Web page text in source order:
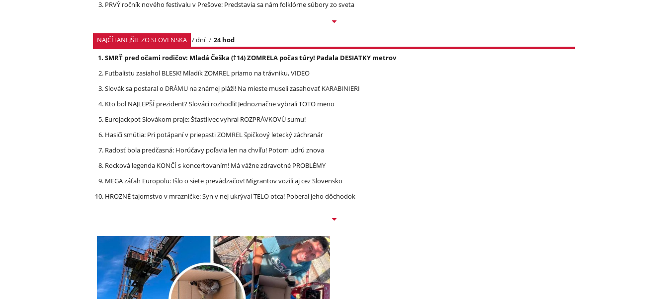
PRVÝ ročník nového festivalu v Prešove: Predstavia sa nám folklórne súbory zo sveta
NAJČÍTANEJŠIE ZO SLOVENSKA 7 dní
24 hod
SMRŤ pred očami rodičov: Mladá Češka (†14) ZOMRELA počas túry! Padala DESIATKY metrov
Futbalistu zasiahol BLESK! Mladík ZOMREL priamo na trávniku, VIDEO
Slovák sa postaral o DRÁMU na známej pláži! Na mieste museli zasahovať KARABINIERI
Kto bol NAJLEPŠÍ prezident? Slováci rozhodli! Jednoznačne vybrali TOTO meno
Eurojackpot Slovákom praje: Šťastlivec vyhral ROZPRÁVKOVÚ sumu!
Hasiči smútia: Pri potápaní v priepasti ZOMREL špičkový letecký záchranár
Radosť bola predčasná: Horúčavy poľavia len na chvíľu! Potom udrú znova
Rocková legenda KONČÍ s koncertovaním! Má vážne zdravotné PROBLÉMY
MEGA záťah Europolu: Išlo o siete prevádzačov! Migrantov vozili aj cez Slovensko
HROZNÉ tajomstvo v mrazničke: Syn v nej ukrýval TELO otca! Poberal jeho dôchodok